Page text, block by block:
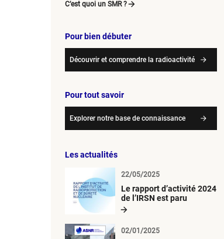
C’est quoi un SMR ?
Pour bien débuter
Découvrir et comprendre la radioactivité
Pour tout savoir
Explorer notre base de connaissance
Les actualités
Le rapport d’activité 2024
de l’IRSN est paru
22/05/2025
02/01/2025